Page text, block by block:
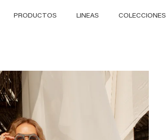
PRODUCTOS LINEAS COLECCIONES